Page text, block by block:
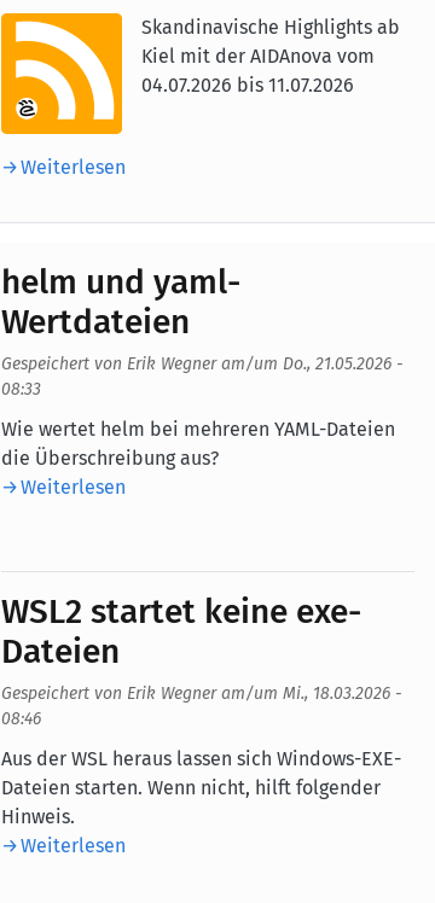
Aufmacherbild
Skandinavische Highlights ab
Kiel mit der AIDAnova vom
04.07.2026 bis 11.07.2026
Weiterlesen
helm und yaml-
Wertdateien
Gespeichert von Erik Wegneram/um Do., 21.05.2026 -
08:33
Body
Wie wertet helm bei mehreren YAML-Dateien
die Überschreibung aus?
Weiterlesen
WSL2 startet keine exe-
Dateien
Gespeichert von Erik Wegneram/umMi., 18.03.2026 -
08:46
Body
Aus der WSL heraus lassen sich Windows-EXE-
Dateien starten. Wenn nicht, hilft folgender
Hinweis.
Weiterlesen